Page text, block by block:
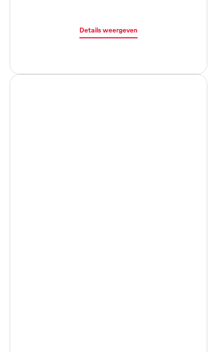
Details weergeven